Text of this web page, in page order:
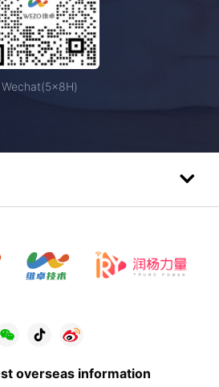
Wechat(5×8H)
overseas information